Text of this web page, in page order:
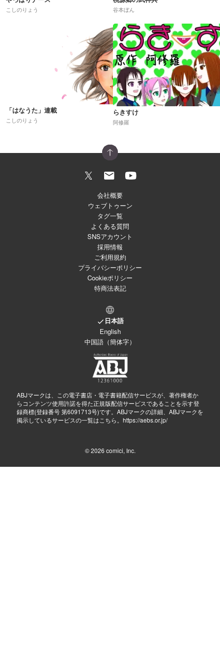
こしのりょう 谷本ぼん
「はなうた」連載
こしのりょう
らきすけ
阿修羅
会社概要
ウェブトゥーン
タグ一覧
よくある質問
SNSアカウント
採用情報
ご利用規約
プライバシーポリシー
Cookieポリシー
特商法表記
日本語
English
中国語（簡体字）
ABJマークは、この電子書店・電子書籍配信サービスが、著作権者か
らコンテンツ使用許諾を得た正規版配信サービスであることを示す登
録商標(登録番号 第6091713号)です。ABJマークの詳細、ABJマークを
掲示しているサービスの一覧はこちら。 https://aebs.or.jp/
© 2026 comici, Inc.